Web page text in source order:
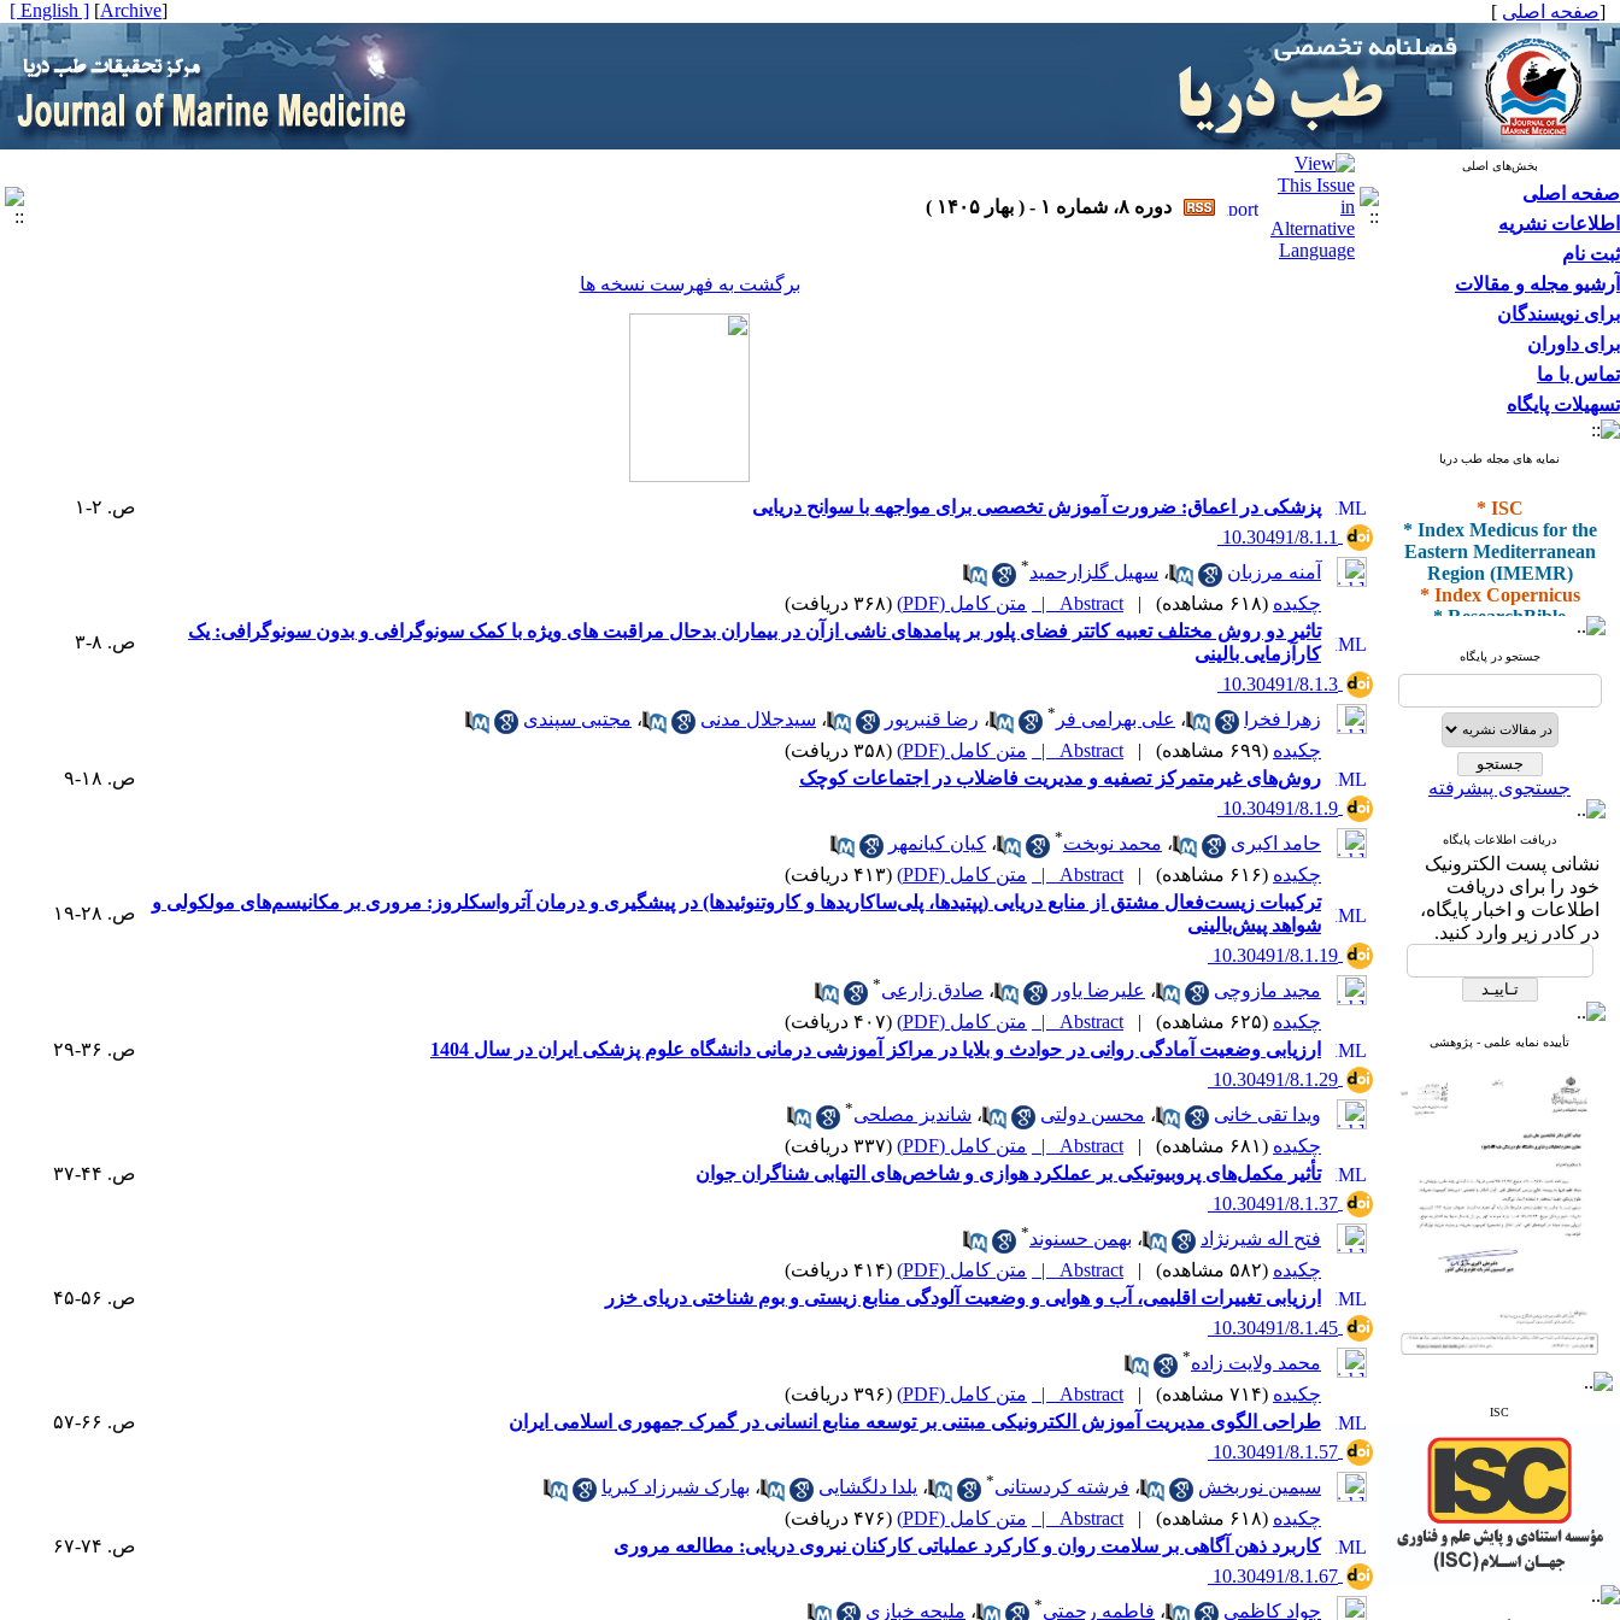
[صفحه اصلی ]
[
Archive
]
[ English ]
بخش‌های اصلی
صفحه اصلی
اطلاعات نشریه
ثبت نام
آرشیو مجله و مقالات
برای نویسندگان
برای داوران
تماس با ما
تسهیلات پایگاه
نمایه های مجله طب دریا
* ISC
* Index Medicus for the
Eastern Mediterranean
Region (IMEMR)
* Index Copernicus
* ResearchBible
* I2OR
* ROAD
* Scientific Indexing
Services
* SID
* Magiran
* Google Scholar
و دارای رتبه علمی
پژوهشی
از کمیسیون نشریات
وزارت بهداشت و درمان
* Index Medicus for the
Region (IMEMR)
* Index Copernicus
* ResearchBible
* J-Gate
* ROAD
* CiteFactor
* Scientific Indexing
Services
* SID
* Google Scholar
از کمیسیون نشریات
وزارت بهداشت و درمان
جستجو در پایگاه
جستجوی پیشرفته
دریافت اطلاعات پایگاه
نشانی پست الکترونیک
خود را برای دریافت
اطلاعات و اخبار پایگاه،
در کادر زیر وارد کنید.
تأییده نمایه علمی - پژوهشی
ISC
دوره ۸، شماره ۱ - ( بهار ۱۴۰۵ )
برگشت به فهرست نسخه ها
پزشکی در اعماق: ضرورت آموزش تخصصی برای مواجهه با سوانح دریایی
ص. ۲-۱
‎ 10.30491/8.1.1
آمنه مرزبان
، سهیل گلزارحمید*
چکیده (۶۱۸ مشاهده) |
Abstract | متن کامل (PDF)
(۳۶۸ دریافت)
تاثیر دو روش مختلف تعبیه کاتتر فضای پلور بر پیامدهای ناشی ازآن در بیماران بدحال مراقبت های ویژه با کمک سونوگرافی و بدون سونوگرافی: یک
کارآزمایی بالینی
ص. ۸-۳
‎ 10.30491/8.1.3
زهرا فخرا
، علی بهرامی فر * ، رضا قنبرپور ، سیدجلال مدنی ، مجتبی سپندی
چکیده (۶۹۹ مشاهده) |
Abstract | متن کامل (PDF)
(۳۵۸ دریافت)
روش‌های غیرمتمرکز تصفیه و مدیریت فاضلاب در اجتماعات کوچک
ص. ۱۸-۹
‎ 10.30491/8.1.9
حامد اکبری
، محمد نوبخت* ، کیان کیانمهر
چکیده (۶۱۶ مشاهده) |
Abstract | متن کامل (PDF)
(۴۱۳ دریافت)
ترکیبات زیست‌فعال مشتق از منابع دریایی (پپتیدها، پلی‌ساکاریدها و کاروتنوئیدها) در پیشگیری و درمان آترواسکلروز: مروری بر مکانیسم‌های مولکولی و
شواهد پیش‌بالینی
ص. ۲۸-۱۹
‎ 10.30491/8.1.19
مجید مازوچی
، علیرضا یاور ، صادق زارعی*
چکیده (۶۲۵ مشاهده) |
Abstract | متن کامل (PDF)
(۴۰۷ دریافت)
ارزیابی وضعیت آمادگی روانی در حوادث و بلایا در مراکز آموزشی درمانی دانشگاه علوم پزشکی ایران در سال 1404
ص. ۳۶-۲۹
‎ 10.30491/8.1.29
ویدا تقی خانی
، محسن دولتی ، شاندیز مصلحی*
چکیده (۶۸۱ مشاهده) |
Abstract | متن کامل (PDF)
(۳۳۷ دریافت)
تأثیر مکمل‌های پروبیوتیکی بر عملکرد هوازی و شاخص‌های التهابی شناگران جوان
ص. ۴۴-۳۷
‎ 10.30491/8.1.37
فتح اله شیرنژاد
، بهمن حسنوند*
چکیده (۵۸۲ مشاهده) |
Abstract | متن کامل (PDF)
(۴۱۴ دریافت)
ارزیابی تغییرات اقلیمی، آب و هوایی و وضعیت آلودگی‌ منابع زیستی و بوم شناختی دریای خزر
ص. ۵۶-۴۵
‎ 10.30491/8.1.45
محمد ولایت زاده*
چکیده (۷۱۴ مشاهده) |
Abstract | متن کامل (PDF)
(۳۹۶ دریافت)
طراحی الگوی مدیریت آموزش الکترونیکی مبتنی بر توسعه منابع انسانی در گمرک جمهوری اسلامی ایران
ص. ۶۶-۵۷
‎ 10.30491/8.1.57
سیمین نوربخش
، فرشته کردستانی* ، یلدا دلگشایی ، بهارک شیرزاد کبریا
چکیده (۶۱۸ مشاهده) |
Abstract | متن کامل (PDF)
(۴۷۶ دریافت)
کاربرد ذهن آگاهی بر سلامت روان و کارکرد عملیاتی کارکنان نیروی دریایی: مطالعه مروری
ص. ۷۴-۶۷
‎ 10.30491/8.1.67
جواد کاظمی
، فاطمه رحمتی* ، ملیحه خبازی